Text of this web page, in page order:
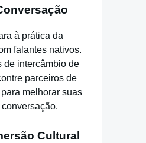
à prática da
falantes nativos.
de intercâmbio de
parceiros de
melhorar suas
Cultural